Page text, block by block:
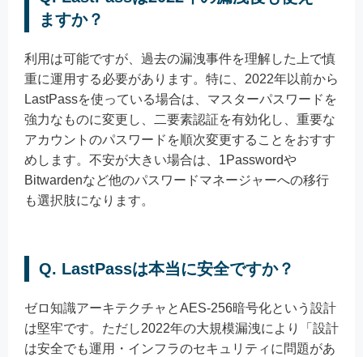
ますか？
利用は可能ですが、過去の漏洩事件を理解した上で慎
重に運用する必要があります。特に、2022年以前から
LastPassを使っている場合は、マスターパスワードを
強力なものに変更し、二要素認証を有効化し、重要な
アカウントのパスワードを順次変更することをおすす
めします。不安が大きい場合は、1Passwordや
Bitwardenなど他のパスワードマネージャーへの移行
も選択肢になります。
Q. LastPassは本当に安全ですか？
ゼロ知識アーキテクチャとAES-256暗号化という設計
は堅牢です。ただし2022年の大規模漏洩により「設計
は安全でも運用・インフラのセキュリティに問題があ